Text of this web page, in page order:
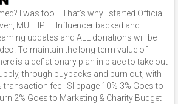
I was too… That’s why I started Official
MULTIPLE Influencer backed and
updates and ALL donations will be
To maintain the long-term value of
is a deflationary plan in place to take out
through buybacks and burn out, with
transaction fee | Slippage 10% 3% Goes to
2% Goes to Marketing & Charity Budget